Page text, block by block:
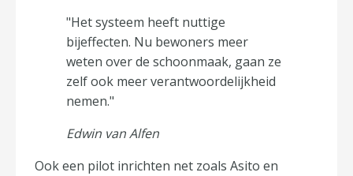
"Het systeem heeft nuttige
bijeffecten. Nu bewoners meer
weten over de schoonmaak, gaan ze
zelf ook meer verantwoordelijkheid
nemen."
Edwin van Alfen
Ook een pilot inrichten net zoals Asito en